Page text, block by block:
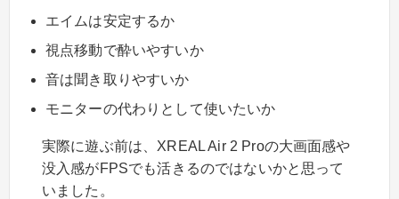
エイムは安定するか
視点移動で酔いやすいか
音は聞き取りやすいか
モニターの代わりとして使いたいか
実際に遊ぶ前は、XREAL Air 2 Proの大画面感や
没入感がFPSでも活きるのではないかと思って
いました。